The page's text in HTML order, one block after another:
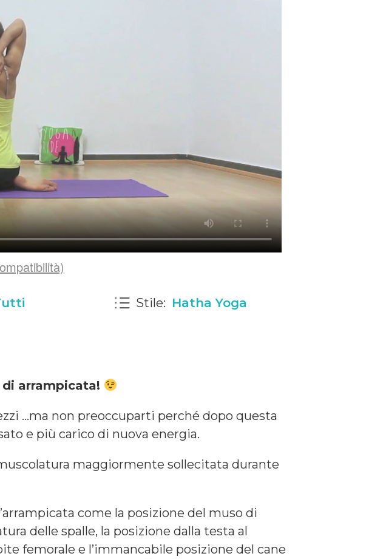
Stile: Hatha Yoga
arrampicata!
…ma non preoccuparti perché dopo questa
e più carico di nuova energia.
maggiormente sollecitata durante
come la posizione del muso di
delle spalle, la posizione dalla testa al
femorale e l’immancabile posizione del cane